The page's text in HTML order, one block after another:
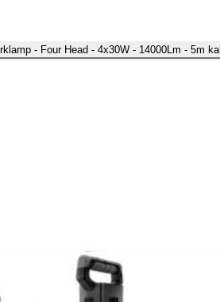
- Four Head - 4x30W - 14000Lm - 5m